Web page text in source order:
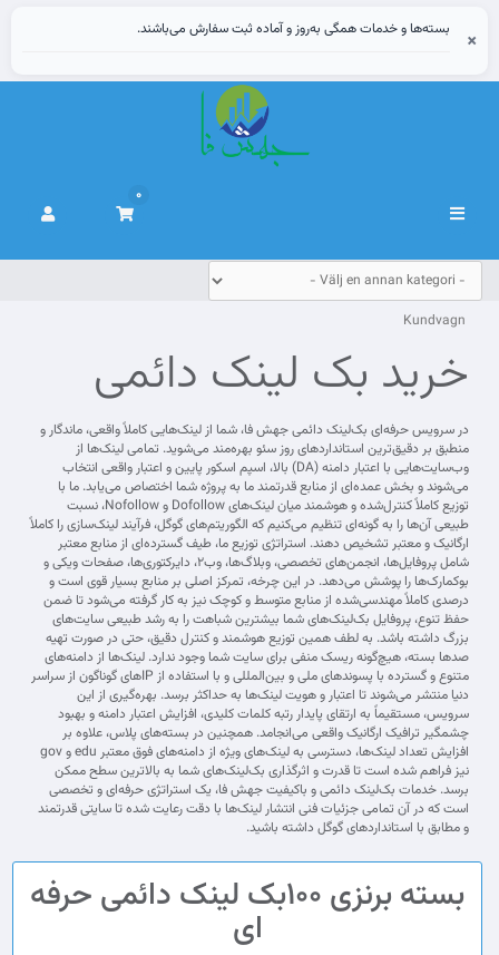
بسته‌ها و خدمات همگی به‌روز و آماده ثبت سفارش می‌باشند. ×
Växla
0
Kundvagn
خرید بک لینک دائمی
در سرویس حرفه‌ای بک‌لینک دائمی جهش فا، شما از لینک‌هایی کاملاً واقعی، ماندگار و
منطبق بر دقیق‌ترین استانداردهای روز سئو بهره‌مند می‌شوید. تمامی لینک‌ها از
وب‌سایت‌هایی با اعتبار دامنه (DA) بالا، اسپم اسکور پایین و اعتبار واقعی انتخاب
می‌شوند و بخش عمده‌ای از منابع قدرتمند ما به پروژه شما اختصاص می‌یابد. ما با
توزیع کاملاً کنترل‌شده و هوشمند میان لینک‌های Dofollow و Nofollow، نسبت
طبیعی آن‌ها را به گونه‌ای تنظیم می‌کنیم که الگوریتم‌های گوگل، فرآیند لینک‌سازی را کاملاً
ارگانیک و معتبر تشخیص دهند. استراتژی توزیع ما، طیف گسترده‌ای از منابع معتبر
شامل پروفایل‌ها، انجمن‌های تخصصی، وبلاگ‌ها، وب‌۲، دایرکتوری‌ها، صفحات ویکی و
بوکمارک‌ها را پوشش می‌دهد. در این چرخه، تمرکز اصلی بر منابع بسیار قوی است و
درصدی کاملاً مهندسی‌شده از منابع متوسط و کوچک نیز به کار گرفته می‌شود تا ضمن
حفظ تنوع، پروفایل بک‌لینک‌های شما بیشترین شباهت را به رشد طبیعی سایت‌های
بزرگ داشته باشد. به لطف همین توزیع هوشمند و کنترل دقیق، حتی در صورت تهیه
صدها بسته، هیچ‌گونه ریسک منفی برای سایت شما وجود ندارد. لینک‌ها از دامنه‌های
متنوع و گسترده با پسوندهای ملی و بین‌المللی و با استفاده از IPهای گوناگون از سراسر
دنیا منتشر می‌شوند تا اعتبار و هویت لینک‌ها به حداکثر برسد. بهره‌گیری از این
سرویس، مستقیماً به ارتقای پایدار رتبه کلمات کلیدی، افزایش اعتبار دامنه و بهبود
چشمگیر ترافیک ارگانیک واقعی می‌انجامد. همچنین در بسته‌های پلاس، علاوه بر
افزایش تعداد لینک‌ها، دسترسی به لینک‌های ویژه از دامنه‌های فوق معتبر edu و gov
نیز فراهم شده است تا قدرت و اثرگذاری بک‌لینک‌های شما به بالاترین سطح ممکن
برسد. خدمات بک‌لینک دائمی و باکیفیت جهش فا، یک استراتژی حرفه‌ای و تخصصی
است که در آن تمامی جزئیات فنی انتشار لینک‌ها با دقت رعایت شده تا سایتی قدرتمند
و مطابق با استانداردهای گوگل داشته باشید.
بسته برنزی 100بک لینک دائمی حرفه
ای